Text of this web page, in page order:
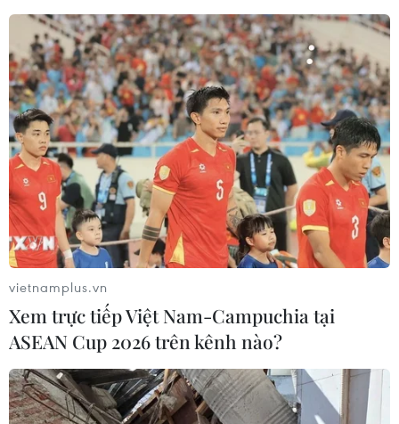
Người Việt đầu tiên đoạt giải tại triển lãm
hoa danh giá nhất thế giới
25/05/2023 02:10
Tại triển lãm Chelsea Flower Show 2023, nhà thiết kế
Cao Thị Huyền đã giành giải Bạc với tác phẩm “Vũ điệu
ánh sáng” - trở thành người Việt đầu tiên đạt giải tại
cuộc thi danh giá này.
vietnamplus.vn
Xem trực tiếp Việt Nam-Campuchia tại
ASEAN Cup 2026 trên kênh nào?